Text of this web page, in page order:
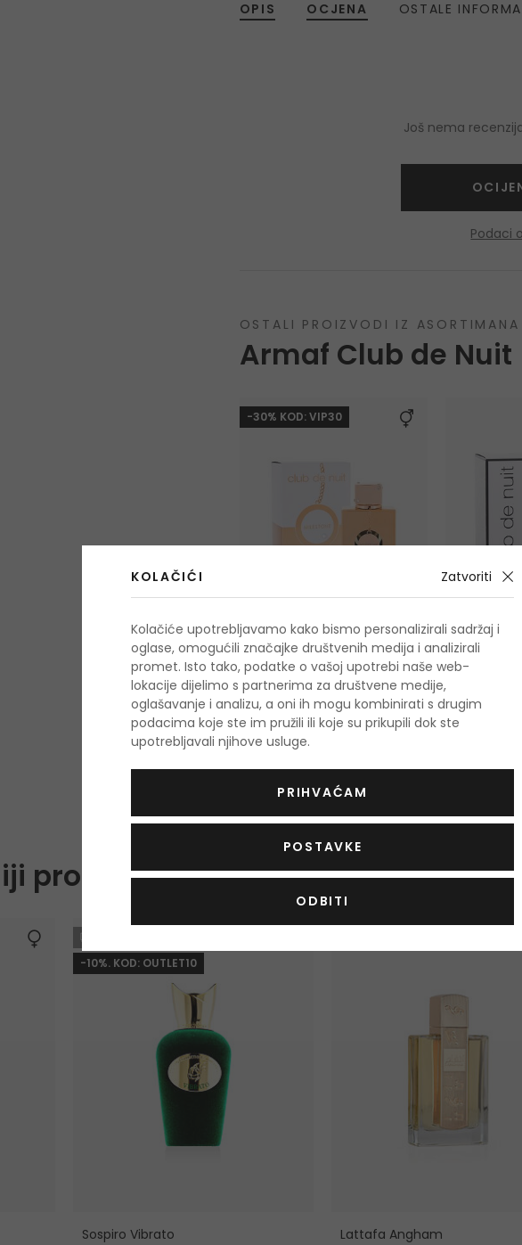
OPIS OCJENA
Još nema
Podaci
OSTALE
OSTALI PROIZVODI IZ ASORTIMANA
Armaf Club de Nuit
-30% KOD: VIP30
Armaf Club de Nuit
Milestone
Parfemska voda
105 ml
Na zalihi
45,00 €
Armaf
30 ml
Na zalihi
proizvodi
-10%. KOD: OUTLET10
Sospiro Vibrato Lattafa Angham
KOLAČIĆI Zatvoriti
Kolačiće upotrebljavamo kako bismo personalizirali sadržaj i
oglase, omogućili značajke društvenih medija i analizirali
promet. Isto tako, podatke o vašoj upotrebi naše web-
lokacije dijelimo s partnerima za društvene medije,
oglašavanje i analizu, a oni ih mogu kombinirati s drugim
podacima koje ste im pružili ili koje su prikupili dok ste
upotrebljavali njihove usluge.
PRIHVAĆAM
POSTAVKE
ODBITI